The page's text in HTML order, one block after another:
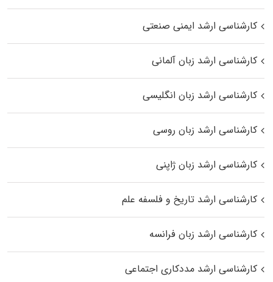
کارشناسی ارشد ایمنی صنعتی
کارشناسی ارشد زبان آلمانی
کارشناسی ارشد زبان انگلیسی
کارشناسی ارشد زبان روسی
کارشناسی ارشد زبان ژاپنی
کارشناسی ارشد تاریخ و فلسفه علم
کارشناسی ارشد زبان فرانسه
کارشناسی ارشد مددکاری اجتماعی